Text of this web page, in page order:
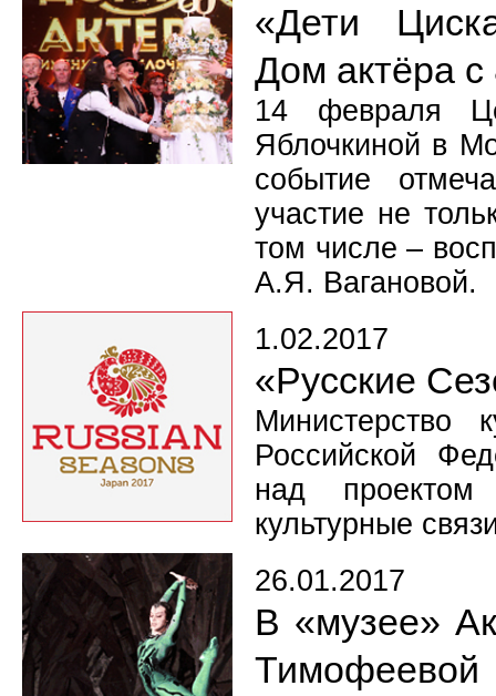
«Дети
Дом актёра
14 февраля
Яблочкиной в
событие
участие не
том числе –
А.Я. Вагановой.
1.02.2017
«Русские
Министерство
Российской
над проектом
культурные
26.01.2017
В «музее»
Тимофеевой